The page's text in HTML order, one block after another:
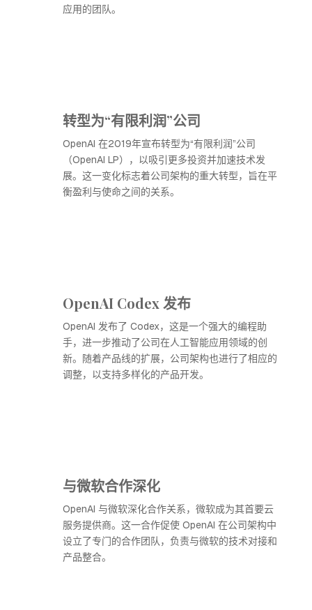
应用的团队。
转型为“有限利润”公司
OpenAI 在2019年宣布转型为“有限利润”公司
（OpenAI LP），以吸引更多投资并加速技术发
展。这一变化标志着公司架构的重大转型，旨在平
衡盈利与使命之间的关系。
OpenAI Codex 发布
OpenAI 发布了 Codex，这是一个强大的编程助
手，进一步推动了公司在人工智能应用领域的创
新。随着产品线的扩展，公司架构也进行了相应的
调整，以支持多样化的产品开发。
与微软合作深化
OpenAI 与微软深化合作关系，微软成为其首要云
服务提供商。这一合作促使 OpenAI 在公司架构中
设立了专门的合作团队，负责与微软的技术对接和
产品整合。